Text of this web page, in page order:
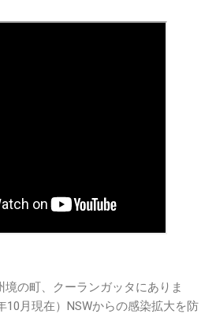
の町、クーランガッタにありま
10月現在）NSWからの感染拡大を防